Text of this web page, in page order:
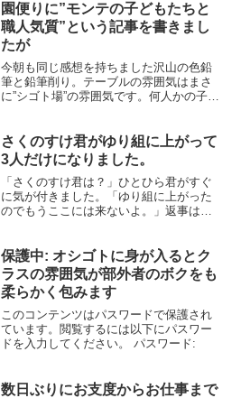
園便りに”モンテの子どもたちと
職人気質”という記事を書きまし
たが
今朝も同じ感想を持ちました沢山の色鉛
筆と鉛筆削り。テーブルの雰囲気はまさ
に”シゴト場”の雰囲気です。何人かの子が
ト。二人とも何とも言えないいい雰囲気
です。それぞれが、ゆっ...
さくのすけ君がゆり組に上がって
3人だけになりました。
「さくのすけ君は？」ひとひら君がすぐ
に気が付きました。「ゆり組に上がった
のでもうここには来ないよ。」返事はあ
なりに感じることがあるのでしょうね。
いつものように、身支度の...
保護中: オシゴトに身が入るとク
ラスの雰囲気が部外者のボクをも
柔らかく包みます
このコンテンツはパスワードで保護され
ています。閲覧するには以下にパスワー
ドを入力してください。 パスワード:
数日ぶりにお支度からお仕事まで